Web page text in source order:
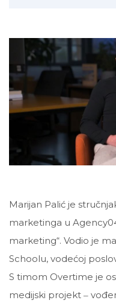
Marijan Palić je
marketinga u
marketing“. Vodio je
Schoolu, vodećoj
S timom Overtime je
medijski projekt ‒